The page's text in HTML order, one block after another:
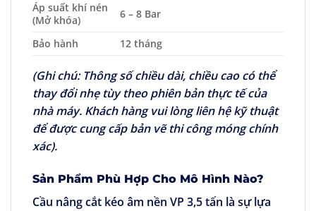
Áp suất khí nén
(Mở khóa)
6 – 8 Bar
Bảo hành 12 tháng
(Ghi chú: Thông số chiều dài, chiều cao có thể
thay đổi nhẹ tùy theo phiên bản thực tế của
nhà máy. Khách hàng vui lòng liên hệ kỹ thuật
để được cung cấp bản vẽ thi công móng chính
xác).
Sản Phẩm Phù Hợp Cho Mô Hình Nào?
Cầu nâng cắt kéo âm nền VP 3,5 tấn là sự lựa